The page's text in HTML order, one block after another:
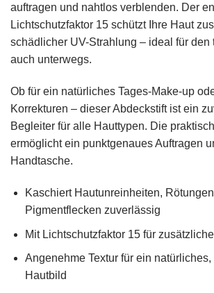
auftragen und nahtlos verblenden. Der
Lichtschutzfaktor 15 schützt Ihre Haut
schädlicher UV-Strahlung – ideal für den
auch unterwegs.
Ob für ein natürliches Tages-Make-up
Korrekturen – dieser Abdeckstift ist ein
Begleiter für alle Hauttypen. Die
ermöglicht ein punktgenaues Auftragen
Handtasche.
Kaschiert Hautunreinheiten,
Pigmentflecken zuverlässig
Mit Lichtschutzfaktor 15 für
Angenehme Textur für ein
Hautbild